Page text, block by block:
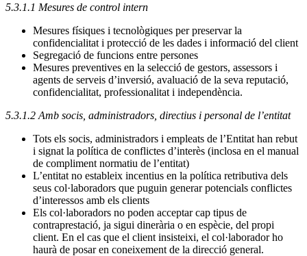
5.3.1.1 Mesures de control intern
Mesures físiques i tecnològiques per preservar la
confidencialitat i protecció de les dades i informació del client
Segregació de funcions entre persones
Mesures preventives en la selecció de gestors, assessors i
agents de serveis d’inversió, avaluació de la seva reputació,
confidencialitat, professionalitat i independència.
5.3.1.2 Amb socis, administradors, directius i personal de l’entitat
Tots els socis, administradors i empleats de l’Entitat han rebut
i signat la política de conflictes d’interès (inclosa en el manual
de compliment normatiu de l’entitat)
L’entitat no estableix incentius en la política retributiva dels
seus col·laboradors que puguin generar potencials conflictes
d’interessos amb els clients
Els col·laboradors no poden acceptar cap tipus de
contraprestació, ja sigui dinerària o en espècie, del propi
client. En el cas que el client insisteixi, el col·laborador ho
haurà de posar en coneixement de la direcció general.